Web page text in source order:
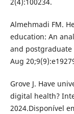
Almehmadi FM.
education: An
and postgraduate
Aug
Grove J. Have
digital health?
2024.Disponível